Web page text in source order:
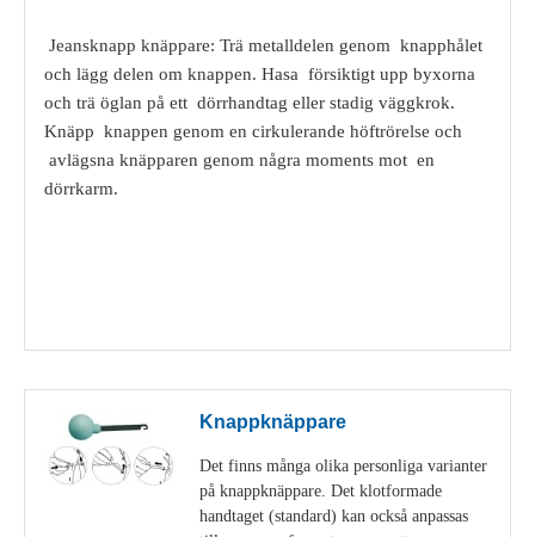
Jeansknapp knäppare: Trä metalldelen genom knapphålet
och lägg delen om knappen. Hasa försiktigt upp byxorna
och trä öglan på ett dörrhandtag eller stadig väggkrok.
Knäpp knappen genom en cirkulerande höftrörelse och
avlägsna knäpparen genom några moments mot en
dörrkarm.
Knappknäppare
Det finns många olika personliga varianter
på knappknäppare. Det klotformade
handtaget (standard) kan också anpassas